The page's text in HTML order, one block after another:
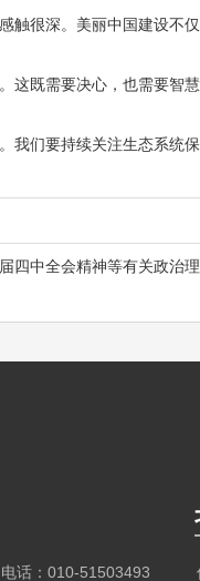
触很深。美丽中国建设
这既需要决心，也需要
我们要持续关注生态系统
四中全会精神等有关政治
电话：010-51503493